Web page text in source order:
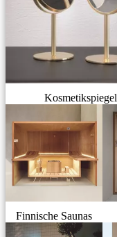
Kosmetikspiegel
Finnische Saunas